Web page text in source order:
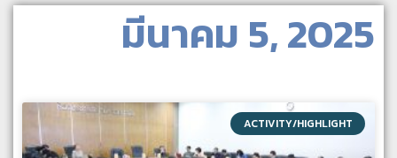
มีนาคม 5, 2025
ACTIVITY/HIGHLIGHT